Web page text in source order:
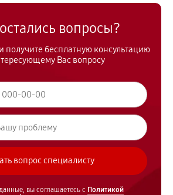
вопросы?
получите бесплатную консультацию
Вас вопросу
вы соглашаетесь с Политикой